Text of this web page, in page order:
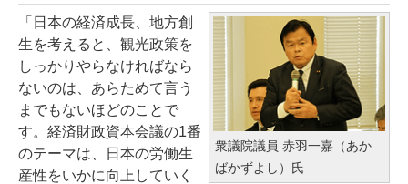
衆議院議員 赤羽一嘉（あか
ばかずよし）氏
「日本の経済成長、地方創
生を考えると、観光政策を
しっかりやらなければなら
ないのは、あらためて言う
までもないほどのことで
す。経済財政資本会議の1番
のテーマは、日本の労働生
産性をいかに向上していく